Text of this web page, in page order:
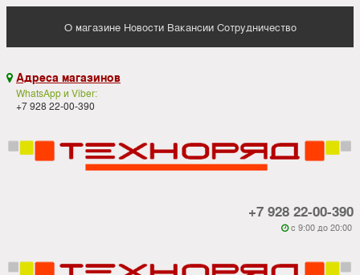
О магазине Новости Вакансии Сотрудничество
 Адреса магазинов
WhatsApp и Viber:
+7 928 22-00-390
+7 928 22-00-390
 c 9:00 до 20:00